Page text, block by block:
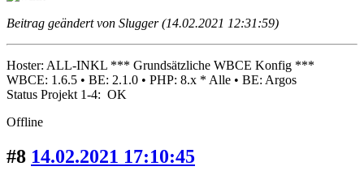
Beitrag geändert von Slugger (14.02.2021 12:31:59)
Hoster: ALL-INKL *** Grundsätzliche WBCE Konfig ***
WBCE: 1.6.5 • BE: 2.1.0 • PHP: 8.x * Alle • BE: Argos
Status Projekt 1-4: OK
Offline
#8 14.02.2021 17:10:45